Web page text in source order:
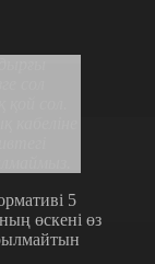
5
өскені өз